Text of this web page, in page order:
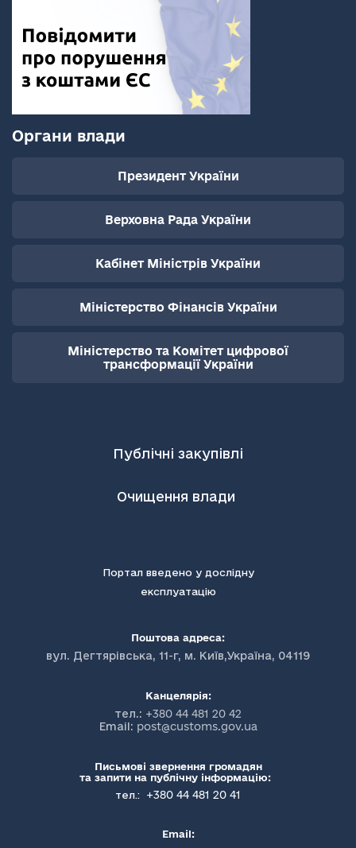
Органи влади
Президент України
Верховна Рада України
Кабінет Міністрів України
Міністерство Фінансів України
Міністерство та Комітет цифрової
трансформації України
Публічні закупівлі
Очищення влади
Портал введено у дослідну
експлуатацію
Поштова адреса:
вул. Дегтярівська, 11-г, м. Київ,Україна, 04119
Канцелярія:
тел.: +380 44 481 20 42
Email: post@customs.gov.ua
Письмові звернення громадян
та запити на публічну інформацію:
тел.:
+380 44 481 20 41
Email: